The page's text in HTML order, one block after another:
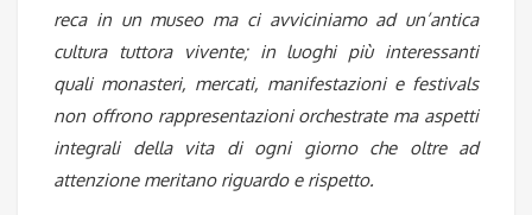
reca in un museo ma ci avviciniamo ad un’antica
cultura tuttora vivente; in luoghi più interessanti
quali monasteri, mercati, manifestazioni e festivals
non offrono rappresentazioni orchestrate ma aspetti
integrali della vita di ogni giorno che oltre ad
attenzione meritano riguardo e rispetto.